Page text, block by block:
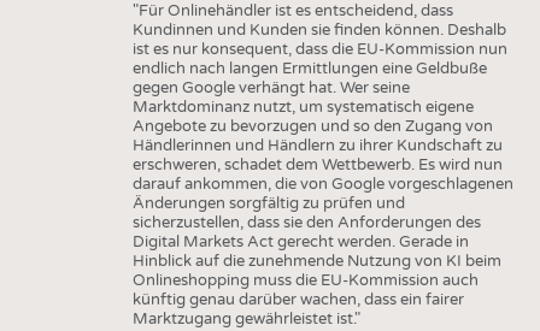
"Für Onlinehändler ist es entscheidend, dass
Kundinnen und Kunden sie finden können. Deshalb
ist es nur konsequent, dass die EU-Kommission nun
endlich nach langen Ermittlungen eine Geldbuße
gegen Google verhängt hat. Wer seine
Marktdominanz nutzt, um systematisch eigene
Angebote zu bevorzugen und so den Zugang von
Händlerinnen und Händlern zu ihrer Kundschaft zu
erschweren, schadet dem Wettbewerb. Es wird nun
darauf ankommen, die von Google vorgeschlagenen
Änderungen sorgfältig zu prüfen und
sicherzustellen, dass sie den Anforderungen des
Digital Markets Act gerecht werden. Gerade in
Hinblick auf die zunehmende Nutzung von KI beim
Onlineshopping muss die EU-Kommission auch
künftig genau darüber wachen, dass ein fairer
Marktzugang gewährleistet ist."